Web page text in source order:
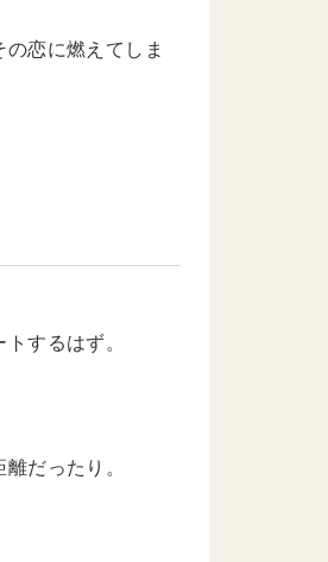
恋に燃えてしま
するはず。
だったり。